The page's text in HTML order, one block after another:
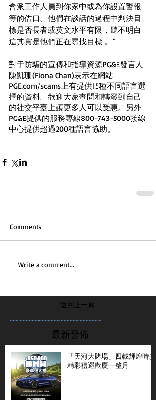
會派工作人員到你家中或為你設置警報
等的借口。他們在談話的過程中判決目
標是否長者或英文水平有限，聽不明白
這其實是他們正在尋找目標 。”
對于防騙的宣傳和指導資源PG&E發言人
陳凱珊(Fiona Chan)表示在網站
PGE.com/scams上有提供15種不同語言選
擇的資料。歡迎大家查問和轉發到自己
的社交平臺上讓更多人可以受惠。另外
PG&E提供的服務專線800-743-5000接線
中心提供超過200種語言協助。
Comments
Write a comment...
返回上一頁
...............................................................
最新發佈
「天河大賭場」四載輝煌時光
精彩禮遇歡慶一整月